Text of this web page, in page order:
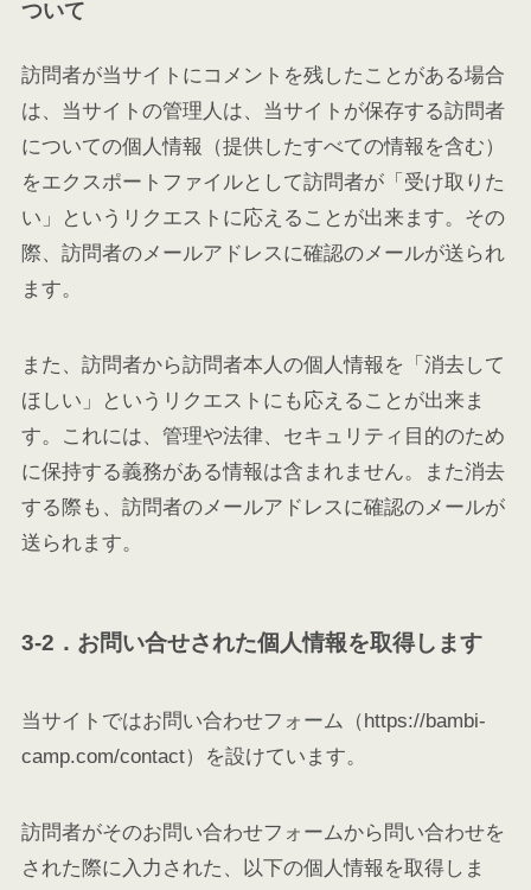
ついて
訪問者が当サイトにコメントを残したことがある場合
は、当サイトの管理人は、当サイトが保存する訪問者
についての個人情報（提供したすべての情報を含む）
をエクスポートファイルとして訪問者が「受け取りた
い」というリクエストに応えることが出来ます。その
際、訪問者のメールアドレスに確認のメールが送られ
ます。
また、訪問者から訪問者本人の個人情報を「消去して
ほしい」というリクエストにも応えることが出来ま
す。これには、管理や法律、セキュリティ目的のため
に保持する義務がある情報は含まれません。また消去
する際も、訪問者のメールアドレスに確認のメールが
送られます。
3-2．お問い合せされた個人情報を取得します
当サイトではお問い合わせフォーム
（https://bambi-
camp.com/contact）
を設けています。
訪問者がそのお問い合わせフォームから問い合わせを
された際に入力された、以下の個人情報を取得しま